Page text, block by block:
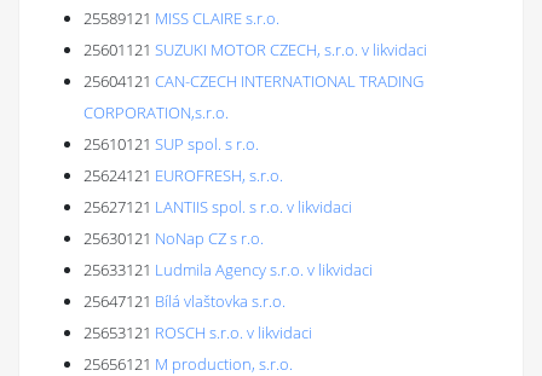
25589121 MISS CLAIRE s.r.o.
25601121 SUZUKI MOTOR CZECH, s.r.o. v likvidaci
25604121 CAN-CZECH INTERNATIONAL TRADING
CORPORATION,s.r.o.
25610121 SUP spol. s r.o.
25624121 EUROFRESH, s.r.o.
25627121 LANTIIS spol. s r.o. v likvidaci
25630121 NoNap CZ s r.o.
25633121 Ludmila Agency s.r.o. v likvidaci
25647121 Bílá vlaštovka s.r.o.
25653121 ROSCH s.r.o. v likvidaci
25656121 M production, s.r.o.